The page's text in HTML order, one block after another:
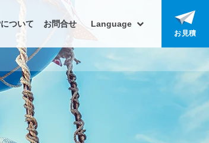
ついて お問合せ Language
お見積